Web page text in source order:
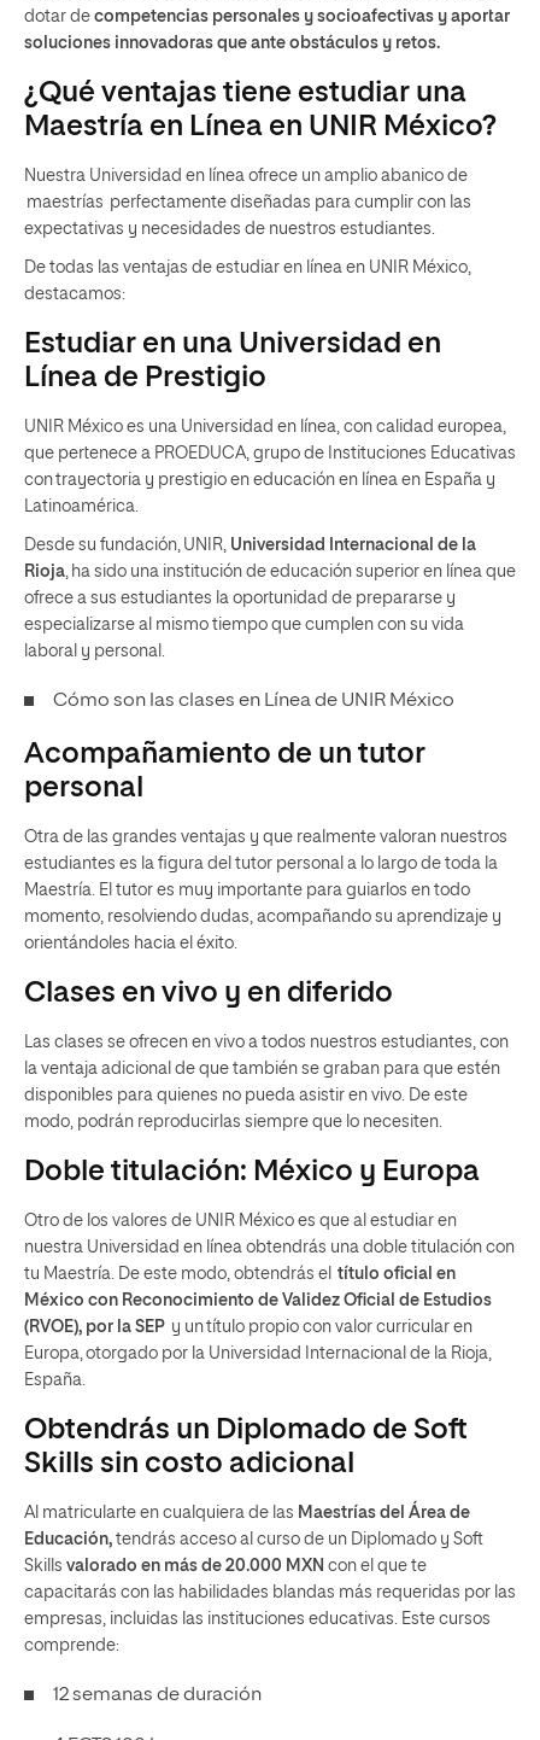
dotar de competencias personales y socioafectivas y aportar
soluciones innovadoras que ante obstáculos y retos.
¿Qué ventajas tiene estudiar una
Maestría en Línea en UNIR México?
Nuestra Universidad en línea ofrece un amplio abanico de
maestrías perfectamente diseñadas para cumplir con las
expectativas y necesidades de nuestros estudiantes.
De todas las ventajas de estudiar en línea en UNIR México
destacamos:
Estudiar en una Universidad en
Línea de Prestigio
UNIR México es una Universidad en línea, con calidad europea
que pertenece a PROEDUCA, grupo de Instituciones Educativas
con trayectoria y prestigio en educación en línea en España y
Latinoamérica.
Desde su fundación, UNIR, Universidad Internacional de la
Rioja ha sido una institución de educación superior en línea que
ofrece a sus estudiantes la oportunidad de prepararse y
especializarse al mismo tiempo que cumplen con su vida
laboral y personal.
Cómo son las clases en Línea de UNIR México
Acompañamiento de un tutor
personal
Otra de las grandes ventajas y que realmente valoran nuestros
estudiantes es la figura del tutor personal a lo largo de toda la
Maestría.
El tutor es muy importante para guiarlos en todo
momento, resolviendo dudas, acompañando su aprendizaje y
orientándoles hacia el éxito.
Clases en vivo y en diferido
Las clases se ofrecen en vivo a todos nuestros estudiantes, con
la ventaja adicional de que también se graban para que estén
disponibles para quienes no pueda asistir en vivo. De este
modo, podrán reproducirlas siempre que lo necesiten
Doble titulación: México y Europa
Otro de los valores de UNIR México es que al estudiar en
nuestra Universidad en ínea obtendrás una doble titulación con
tu Maestría. De este modo, obtendrás el título oficial en
México con Reconocimiento de Validez Oficial de Estudios
(RVOE), por la SEP y untítulo propio con valor curricular en
Europa otorgado por la Universidad Internacional de la Rioja,
España.
Obtendrás un Diplomado de Soft
Skills sin costo adicional
Al matricularte en cualquiera de las Maestrías del Área de
Educación, tendrás acceso al curso de un Diplomado y Soft
Skills valorado en más de 20.000 MXN con el que te
capacitarás con las habilidades blandas más requeridas por las
empresas, incluidas las instituciones educativas. Este cursos
comprende:
12 semanas de duración